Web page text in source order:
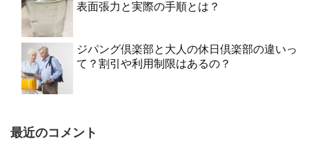
表面張力と実際の手順とは？
ジパング倶楽部と大人の休日倶楽部の違いっ
て？割引や利用制限はあるの？
最近のコメント